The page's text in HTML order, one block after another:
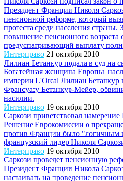
Президент Франции Николя
пенсионной реформе, который
протеста среди населения
повышение пенсионного возраста
предуспатривающий выплату
Интерправо 21 октября 2010
Лилиан Бетанкур подала в суд на
Богатейшая женщина Европы,
империи L'Oreal Лилиан Бетанкур
Франсуазу Бетанкур-Мейер,
насилии.
Интерправо 19 октября 2010
Саркози приветствовал намерение
Решение Еврокомиссии о
против Франции было "логичным
французский лидер Николя
Интерправо 19 октября 2010
Саркози проведет пенсионную
Президент Франции Никола
настаивать на проведение